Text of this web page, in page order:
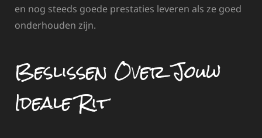
en nog steeds goede prestaties leveren als ze goed
onderhouden zijn.
Beslissen Over Jouw
Ideale Rit